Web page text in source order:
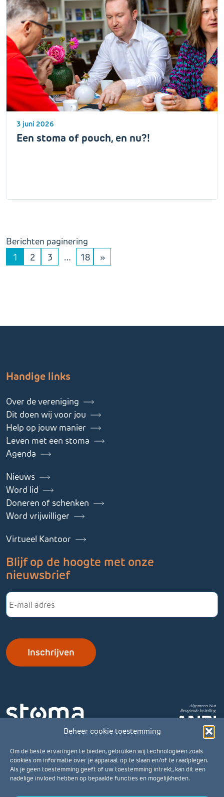
Beheer cookie toestemming
Om de beste ervaringen te bieden, gebruiken wij technologieën zoals
cookies om informatie over je apparaat op te slaan en/of te raadplegen.
Als je geen toestemming geeft of uw toestemming intrekt, kan dit een
nadelige invloed hebben op bepaalde functies en mogelijkheden.
3 juni 2026
Een stoma of pouch, en nu?!
Berichten paginering
1
2 3 … 18 »
Handige links
Over de vereniging
Dit doen wij voor jou
Help op jouw manier
Leven met een stoma
Agenda
Nieuws
Word lid
Doneren of schenken
Word vrijwilliger
Virtueel Kantoor
Blijf op de hoogte met onze
nieuwsbrief
E-
mailadres